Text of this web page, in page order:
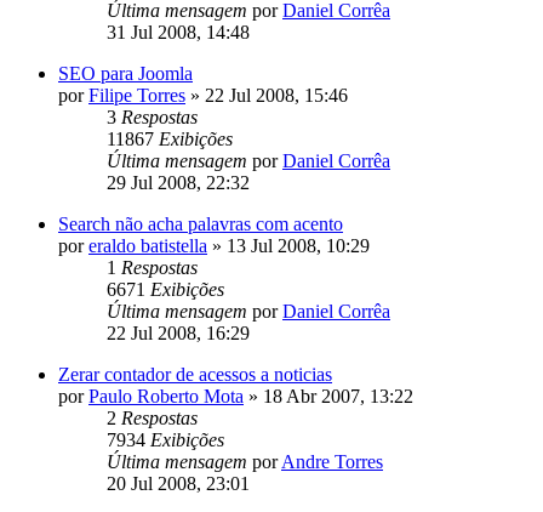
Última mensagem porDaniel Corrêa
31 Jul 2008, 14:48
SEO para Joomla
porFilipe Torres » 22 Jul 2008, 15:46
3 Respostas
11867 Exibições
Última mensagem porDaniel Corrêa
29 Jul 2008, 22:32
Search não acha palavras com acento
poreraldo batistella » 13 Jul 2008, 10:29
1 Respostas
6671 Exibições
Última mensagem porDaniel Corrêa
22 Jul 2008, 16:29
Zerar contador de acessos a noticias
porPaulo Roberto Mota » 18 Abr 2007, 13:22
2 Respostas
7934 Exibições
Última mensagem porAndre Torres
20 Jul 2008, 23:01